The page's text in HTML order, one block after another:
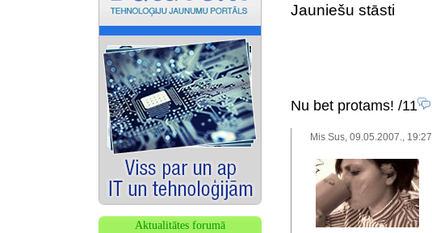
Jauniešu stāsti
Nu bet protams! /11
Mis Sus, 09.05.2007., 19:27
Aktualitātes forumā